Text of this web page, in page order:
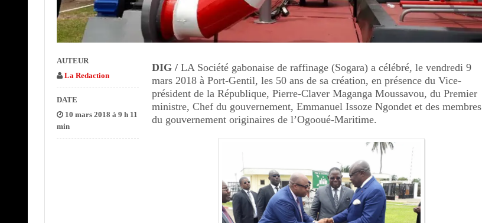
DIG / LA Société gabonaise de raffinage (Sogara) a célébré, le vendredi 9
mars 2018 à Port-Gentil, les 50 ans de sa création, en présence du Vice-
président de la République, Pierre-Claver Maganga Moussavou, du Premier
ministre, Chef du gouvernement, Emmanuel Issoze Ngondet et des membres
du gouvernement originaires de l’Ogooué-Maritime.
AUTEUR
La Redaction
DATE
10 mars 2018 à 9 h 11
min